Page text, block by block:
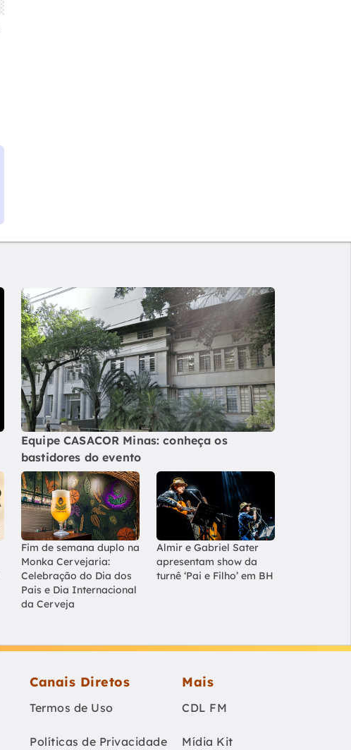
Equipe CASACOR Minas: conheça os
bastidores do evento
Fim de semana duplo na
Monka Cervejaria:
Celebração do Dia dos
Pais e Dia Internacional
da Cerveja
Almir e Gabriel Sater
apresentam show da
turnê ‘Pai e Filho’ em BH
Canais Diretos
Termos de Uso
Políticas de Privacidade
Mais
CDL FM
Mídia Kit